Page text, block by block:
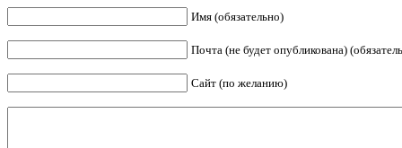
Имя (обязательно)
Почта (не будет опубликована)
Сайт (по желанию)